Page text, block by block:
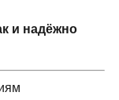
и надёжно